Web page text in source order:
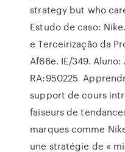
strategy but who
Estudo de caso:
e Terceirização da
Af66e. IE/349.
RA:950225
support de cours
faiseurs de
marques comme
une stratégie de «